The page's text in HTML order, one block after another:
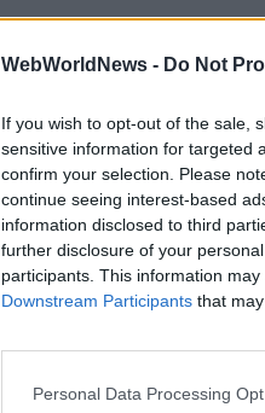
WebWorldNews - Do Not
If you wish to opt-out of the sale,
sensitive information for targeted
confirm your selection. Please
continue seeing interest-based
information disclosed to third
further disclosure of your
participants. This information
Downstream Participants that
Personal Data Processing